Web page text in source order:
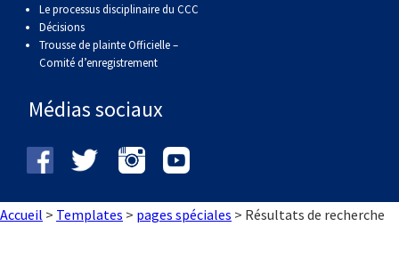
Spinone italiano
Braque de Weimar
Schnauzer (géant)
Saint Bernard
Dogue du Tibet
Le processus disciplinaire du CCC
Décisions
Trousse de plainte Officielle –
Comité d’enregistrement
Médias sociaux
Accueil > Templates > pages spéciales > Résultats de recherche